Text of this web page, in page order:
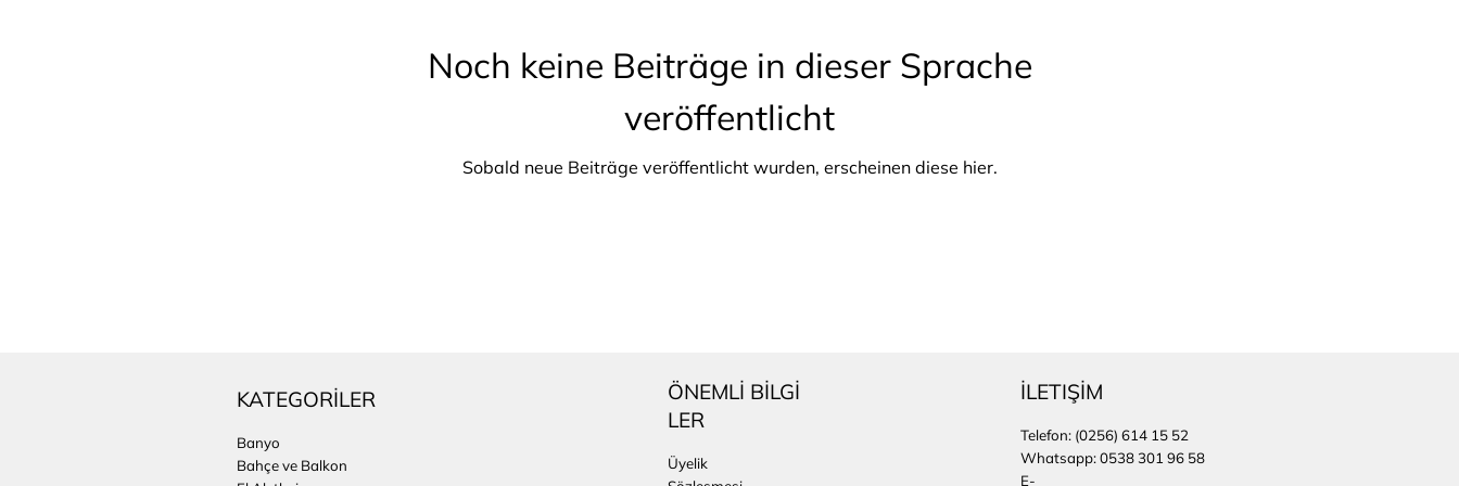
Noch keine Beiträge in dieser Sprache
veröffentlicht
Sobald neue Beiträge veröffentlicht wurden, erscheinen diese hier.
KATEGORİLER
Banyo
Bahçe ve Balkon
ÖNEMLİ BİLGİ
LER
Üyelik
İLETIŞİM
Telefon: (0256) 614 15 52
Whatsapp: 0538 301 96 58
E-